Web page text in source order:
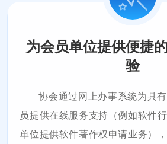
为会员单位提供便捷
验
协会通过网上办事系统为具
员提供在线服务支持（例如软件
单位提供软件著作权申请业务）